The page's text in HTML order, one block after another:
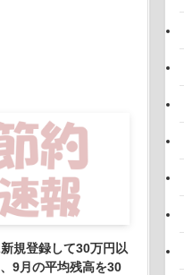
規登録して30万円以
、9月の平均残高を30